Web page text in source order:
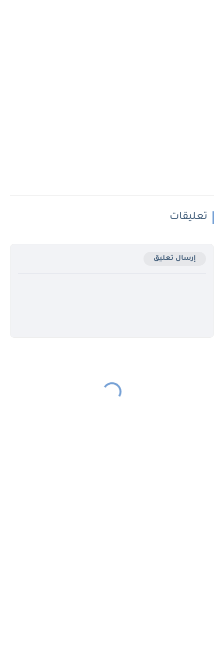
تعليقات
إرسال تعليق